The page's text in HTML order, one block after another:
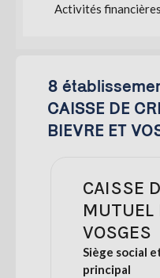
Activités
8
CAISSE DE
BIEVRE ET
CAISSE
MUTUEL
VOSGES
Siège social
principal